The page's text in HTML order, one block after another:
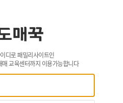
디로 패밀리사이트인
교육센터까지 이용가능합니다